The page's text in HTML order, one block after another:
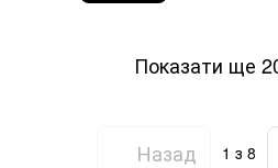
Показати ще
Назад 1 з 8